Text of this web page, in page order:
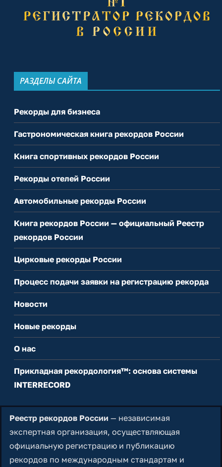
РАЗДЕЛЫ САЙТА
Рекорды для бизнеса
Гастрономическая книга рекордов России
Книга спортивных рекордов России
Рекорды отелей России
Автомобильные рекорды России
Книга рекордов России — официальный Реестр
рекордов России
Цирковые рекорды России
Процесс подачи заявки на регистрацию рекорда
Новости
Новые рекорды
О нас
Прикладная рекордология™: основа системы
INTERRECORD
Реестр рекордов России — независимая
экспертная организация, осуществляющая
официальную регистрацию и публикацию
рекордов по международным стандартам и